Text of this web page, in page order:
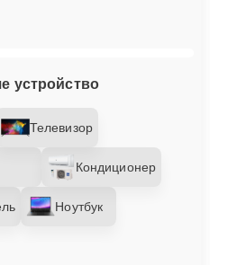
устройство
Телевизор
Кондиционер
Ноутбук